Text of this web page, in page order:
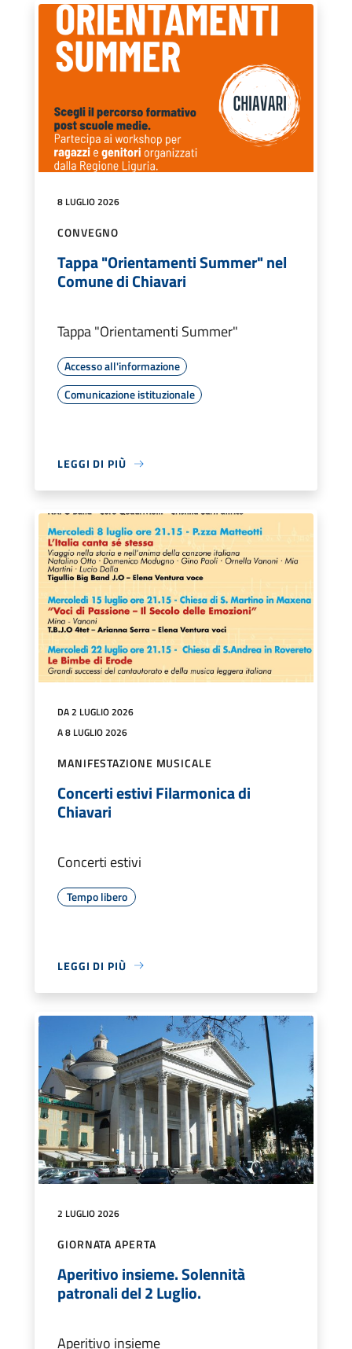
8 LUGLIO 2026
CONVEGNO
Tappa "Orientamenti Summer" nel
Comune di Chiavari
Tappa "Orientamenti Summer"
Accesso all'informazione
Comunicazione istituzionale
LEGGI DI PIÙ
DA 2 LUGLIO 2026
A 8 LUGLIO 2026
MANIFESTAZIONE MUSICALE
Concerti estivi Filarmonica di
Chiavari
Concerti estivi
Tempo libero
LEGGI DI PIÙ
2 LUGLIO 2026
GIORNATA APERTA
Aperitivo insieme. Solennità
patronali del 2 Luglio.
Aperitivo insieme